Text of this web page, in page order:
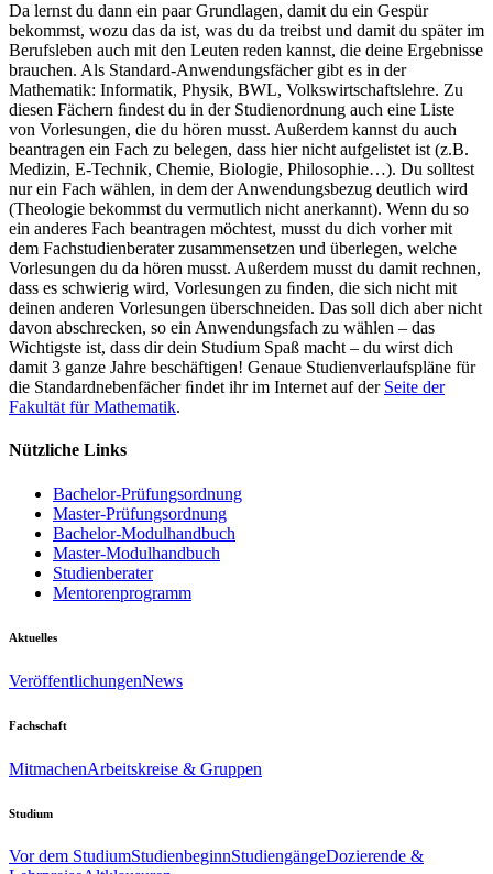
Da lernst du dann ein paar Grundlagen, damit du ein Gespür
bekommst, wozu das da ist, was du da treibst und damit du später im
Berufsleben auch mit den Leuten reden kannst, die deine Ergebnisse
brauchen. Als Standard-Anwendungsfächer gibt es in der
Mathematik: Informatik, Physik, BWL, Volkswirtschaftslehre. Zu
diesen Fächern ﬁndest du in der Studienordnung auch eine Liste
von Vorlesungen, die du hören musst. Außerdem kannst du auch
beantragen ein Fach zu belegen, dass hier nicht aufgelistet ist (z.B.
Medizin, E-Technik, Chemie, Biologie, Philosophie…). Du solltest
nur ein Fach wählen, in dem der Anwendungsbezug deutlich wird
(Theologie bekommst du vermutlich nicht anerkannt). Wenn du so
ein anderes Fach beantragen möchtest, musst du dich vorher mit
dem Fachstudienberater zusammensetzen und überlegen, welche
Vorlesungen du da hören musst. Außerdem musst du damit rechnen,
dass es schwierig wird, Vorlesungen zu ﬁnden, die sich nicht mit
deinen anderen Vorlesungen überschneiden. Das soll dich aber nicht
davon abschrecken, so ein Anwendungsfach zu wählen – das
Wichtigste ist, dass dir dein Studium Spaß macht – du wirst dich
damit 3 ganze Jahre beschäftigen! Genaue Studienverlaufspläne für
die Standardnebenfächer ﬁndet ihr im Internet auf der Seite der
Fakultät für Mathematik.
Nützliche Links
Bachelor-Prüfungsordnung
Master-Prüfungsordnung
Bachelor-Modulhandbuch
Master-Modulhandbuch
Studienberater
Mentorenprogramm
Aktuelles
VeröffentlichungenNews
Fachschaft
MitmachenArbeitskreise & Gruppen
Studium
Vor dem StudiumStudienbeginnStudiengängeDozierende &